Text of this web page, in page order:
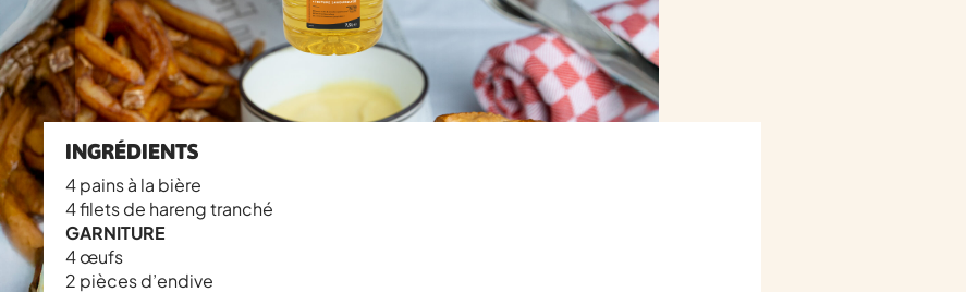
INGRÉDIENTS
4 pains à la bière
4 filets de hareng tranché
GARNITURE
4 œufs
2 pièces d’endive